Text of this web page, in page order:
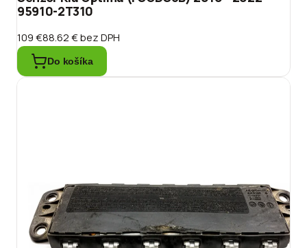
95910-2T310
109 €88.62 €bez DPH
Do košíka